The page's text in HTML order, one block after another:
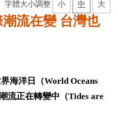
字體大小調整 小 中 大
流在變 台灣也
海洋日（World Oceans
流正在轉變中（Tides are